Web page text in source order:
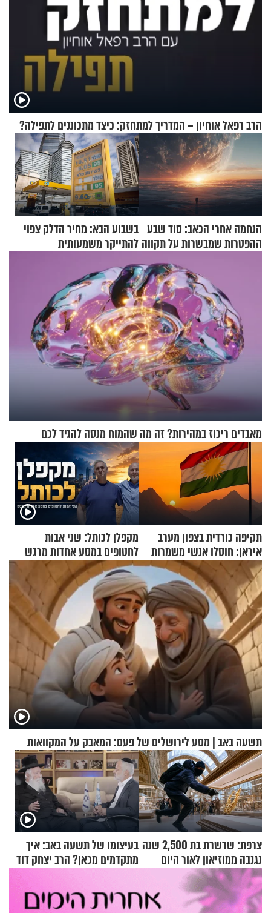
הרב רפאל אוחיון – המדריך למתחזק: כיצד מתכוננים לתפילה?
הנחמה אחרי הכאב: סוד שבע
ההפטרות שמבשרות על תקווה
בשבוע הבא: מחיר הדלק צפוי
להתייקר משמעותית
מאבדים ריכוז במהירות? זה מה שהמוח מנסה להגיד לכם
תקיפה כורדית בצפון מערב
איראן: חוסלו אנשי משמרות
המהפכה
מקפלן לכותל: שני אבות
לחטופים במסע אחדות מרגש
תשעה באב | מסע לירושלים של פעם: המאבק על המקוואות
צרפת: שרשרת בת 2,500 שנה
נגנבה ממוזיאון לאור היום
בעיצומו של תשעה באב: איך
מתקדמים מכאן? הרב יצחק דוד